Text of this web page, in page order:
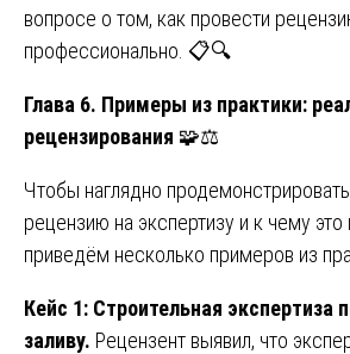
вопросе о том, как провести
профессионально. 📋🔍
Глава 6. Примеры из практики:
рецензирования 🧩⚖️
Чтобы наглядно
рецензию на экспертизу и к чему
приведём несколько примеров из
Кейс 1: Строительная экспертиза
заливу. Рецензент выявил, что